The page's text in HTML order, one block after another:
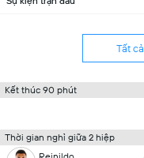
Tất cả
Kết thúc 90 phút
Thời gian nghỉ giữa 2 hiệp